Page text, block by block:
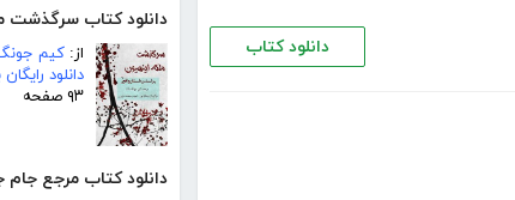
دانلود کتاب سرگذشت
از: کیم
دانلود
۹۳ صفحه
دانلود کتاب مرجع جام
دانلود کتاب